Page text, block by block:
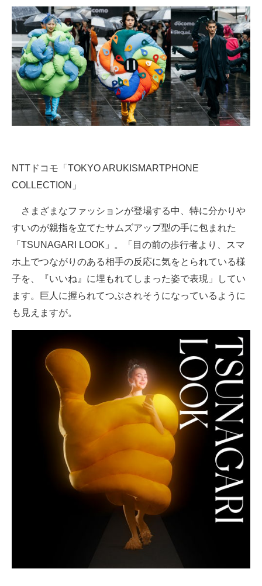
AI活用のいまが分かる
企業ITのトレンドを詳説
経営リーダーのコミュニティ
マーケ×ITの今がよく分かる
ITエンジニア向け専門サイト
IT製品の技術・比較・事例
モノづくり技術者専門サイト
エレクトロニクス専門サイト
エネルギーの専門メディア
ちょっと気になるネットの話題
NTTドコモ「TOKYO ARUKISMARTPHONE
COLLECTION」
さまざまなファッションが登場する中、特に分かりや
すいのが親指を立てたサムズアップ型の手に包まれた
「TSUNAGARI LOOK」。「目の前の歩行者より、スマ
ホ上でつながりのある相手の反応に気をとられている様
子を、『いいね』に埋もれてしまった姿で表現」してい
ます。巨人に握られてつぶされそうになっているように
も見えますが。